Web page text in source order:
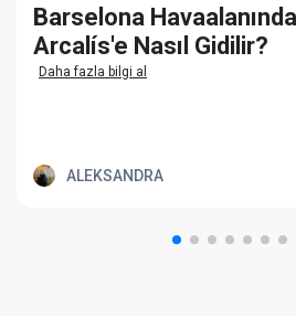
Barselona
Arcalís'e Nasıl Gidilir?
Daha fazla bilgi al
ALEKSANDRA